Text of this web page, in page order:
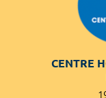
CENTRE